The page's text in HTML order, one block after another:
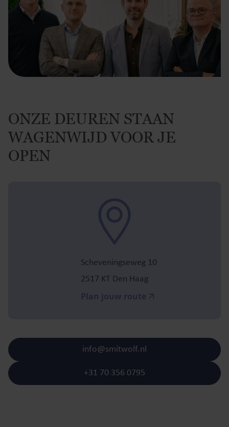
ONZE DEUREN STAAN
WAGENWIJD VOOR JE
OPEN
Scheveningseweg 10
2517 KT Den Haag
+31 70 356 0795
info@smitwolf.nl